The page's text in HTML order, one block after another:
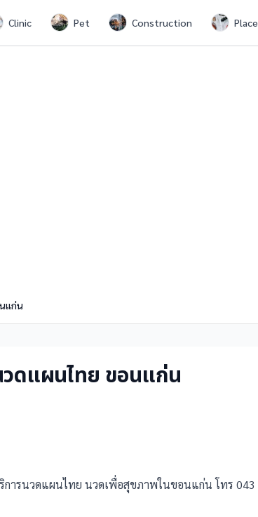
Clinic Pet Construction Place
แก่น
วดแผนไทย ขอนแก่น
ารนวดแผนไทย นวดเพื่อสุขภาพในขอนแก่น โทร 043